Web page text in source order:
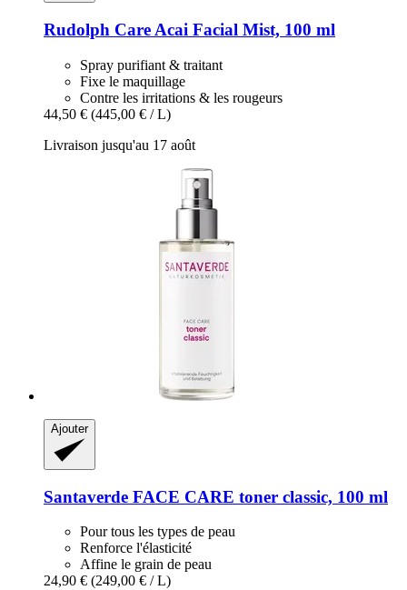
Rudolph Care Acai Facial Mist, 100 ml
Spray purifiant & traitant
Fixe le maquillage
Contre les irritations & les rougeurs
44,50 € (445,00 € / L)
Livraison jusqu'au 17 août
Ajouter
Santaverde FACE CARE toner classic, 100 ml
Pour tous les types de peau
Renforce l'élasticité
Affine le grain de peau
24,90 € (249,00 € / L)